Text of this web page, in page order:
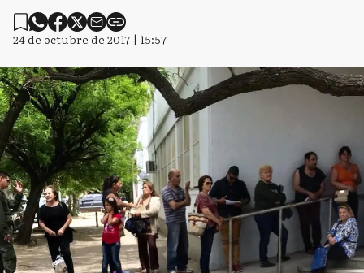
24 de octubre de 2017 | 15:57